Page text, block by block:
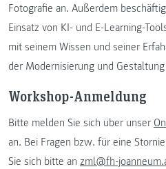
Fotografie an. Außerdem
Einsatz von KI- und E-Learning-
mit seinem Wissen und seiner
der Modernisierung und
Workshop-Anmeldung
Bitte melden Sie sich über unser
an. Bei Fragen bzw. für eine
Sie sich bitte an zml@fh-